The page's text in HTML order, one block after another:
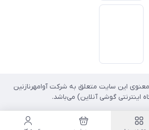
این سایت متعلق به شرکت آوامهرنازنین
اینترنتی گوشی آنلاین) می‌باشد.